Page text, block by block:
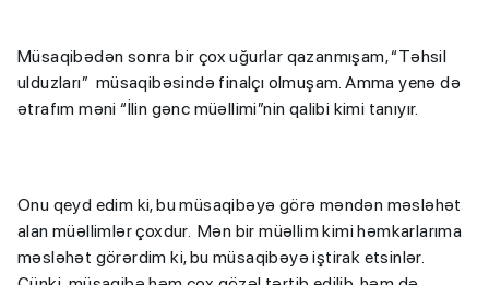
Müsaqibədən sonra bir çox uğurlar qazanmışam, “Təhsil
ulduzları” müsaqibəsində finalçı olmuşam. Amma yenə də
ətrafım məni “İlin gənc müəllimi”nin qalibi kimi tanıyır.
Onu qeyd edim ki, bu müsaqibəyə görə məndən məsləhət
alan müəllimlər çoxdur. Mən bir müəllim kimi həmkarlarıma
məsləhət görərdim ki, bu müsaqibəyə iştirak etsinlər.